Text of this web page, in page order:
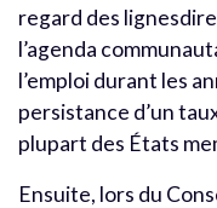
regard des
l’agenda
l’emploi durant les
persistance d’un
plupart des États
Ensuite, lors du